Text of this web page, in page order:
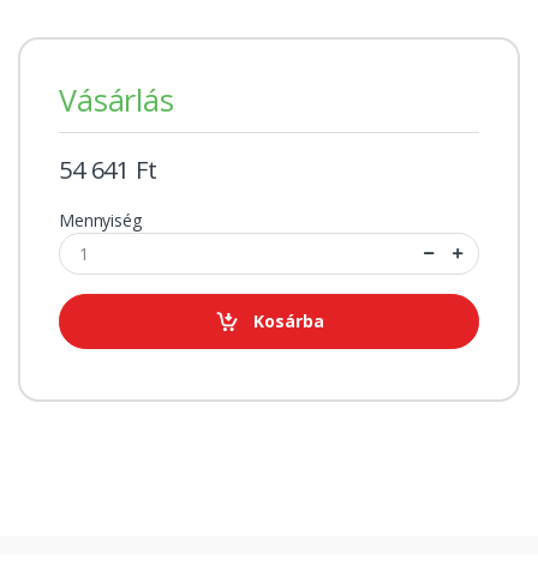
Vásárlás
54 641 Ft
Mennyiség
Kosárba